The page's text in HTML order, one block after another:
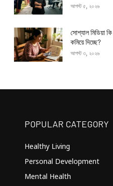
আগস্ট ৫, ২০২৬
সোশ্যাল মিডিয়া
কমিয়ে দিচ্ছে?
আগস্ট ৩, ২০২৬
POPULAR CATEGORY
Healthy Living
Personal Development
Mental Health